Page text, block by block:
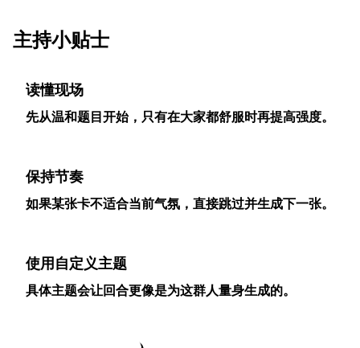
主持小贴士
读懂现场
先从温和题目开始，只有在大家都舒服时再提高强度。
保持节奏
如果某张卡不适合当前气氛，直接跳过并生成下一张。
使用自定义主题
具体主题会让回合更像是为这群人量身生成的。